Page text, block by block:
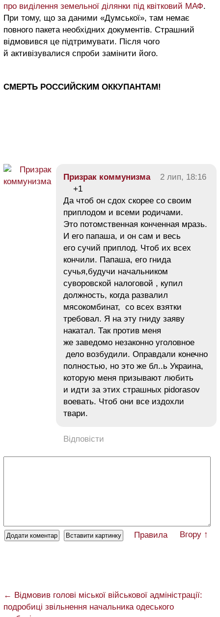
про виділення земельної ділянки під квітковий МАФ.
При тому, що за даними «Думської», там немає
повного пакета необхідних документів. Страшний
відмовився це підтримувати. Після чого
й активізувалися спроби замінити його.
СМЕРТЬ РОССИЙСКИМ ОККУПАНТАМ!
Призрак коммунизма
2 лип, 18:16
+1
Да чтоб он сдох скорее со своим
приплодом и всеми родичами.
Это потомственная конченная мразь.
И его папаша, и он сам и весь
его сучий приплод. Чтоб их всех
кончили. Папаша, его гнида
сучья,будучи начальником
суворовской налоговой , купил
должность, когда развалил
мясокомбинат, со всех взятки
требовал. Я на эту гниду заяву
накатал. Так против меня
же заведомо незаконно уголовное
дело возбудили. Оправдали конечно
полностью, но это же бл..ь Украина,
которую меня призывают любить
и идти за этих страшных pidorasov
воевать. Чтоб они все издохли
твари.
Відповісти
Правила Вгору ↑
← Відмовив голові міської військової адміністрації:
подробиці звільнення начальника одеського